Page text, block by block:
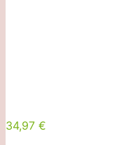
34,97 €